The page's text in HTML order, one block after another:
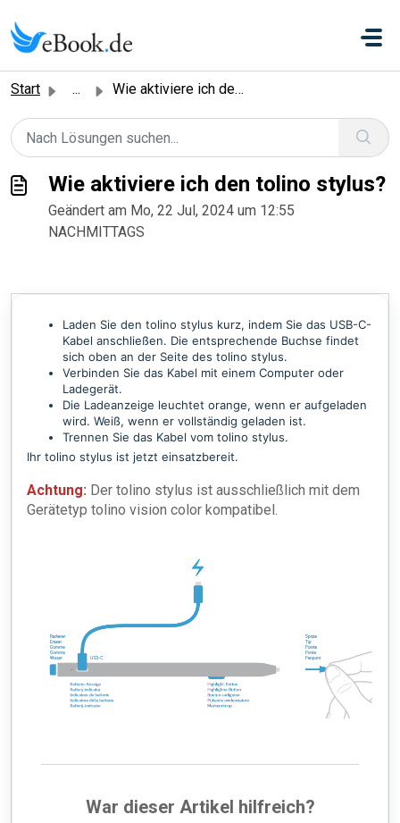
Start ... Wie aktiviere ich den tolino stylus?
Wie aktiviere ich den tolino stylus?
Geändert am Mo, 22 Jul, 2024 um 12:55
NACHMITTAGS
Laden Sie den tolino stylus kurz, indem Sie das USB-C-
Kabel anschließen. Die entsprechende Buchse findet
sich oben an der Seite des tolino stylus.
Verbinden Sie das Kabel mit einem Computer oder
Ladegerät.
Die Ladeanzeige leuchtet orange, wenn er aufgeladen
wird. Weiß, wenn er vollständig geladen ist.
Trennen Sie das Kabel vom tolino stylus.
Ihr tolino stylus ist jetzt einsatzbereit.
Achtung: Der tolino stylus ist ausschließlich mit dem
Gerätetyp tolino vision color kompatibel.
War dieser Artikel hilfreich?